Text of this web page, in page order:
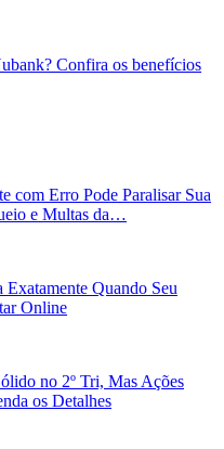
Confira os benefícios
com Erro Pode Paralisar Sua
e Multas da…
Quando Seu
Online
no 2º Tri, Mas Ações
os Detalhes